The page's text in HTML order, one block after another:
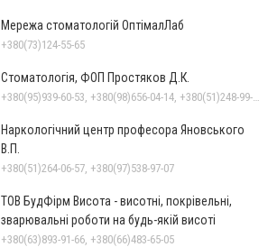
Мережа стоматологій ОптімалЛаб
+380(73)124-55-65
Стоматологія, ФОП Простяков Д.К.
Наркологічний центр професора Яновського
В.П.
+380(51)264-06-57, +380(97)538-97-07
ТОВ БудФірм Висота - висотні, покрівельні,
зварювальні роботи на будь-якій висоті
+380(63)893-91-66, +380(66)483-65-05